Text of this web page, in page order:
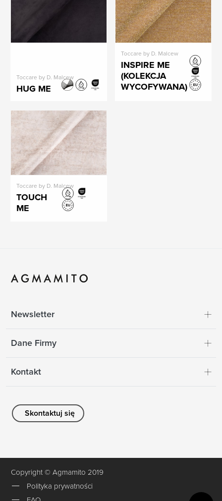
Toccare by D. Malcew
HUG ME
Toccare by D. Malcew
INSPIRE ME
(KOLEKCJA
WYCOFYWANA)
Toccare by D. Malcew
TOUCH
ME
Newsletter
Dane Firmy
Kontakt
Skontaktuj się
Copyright © Agmamito 2019
Polityka prywatności